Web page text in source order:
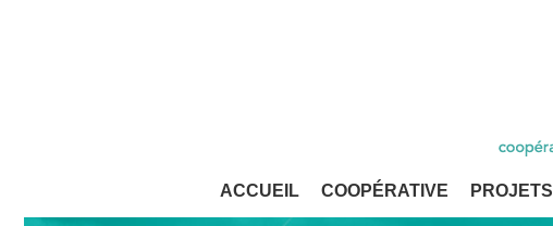
ACCUEIL COOPÉRATIVE PROJETS